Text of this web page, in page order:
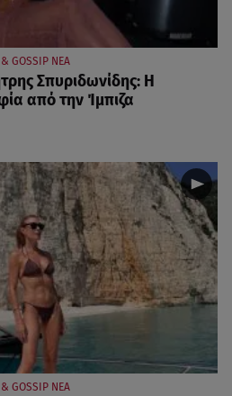
& GOSSIP ΝΕΑ
Σπυριδωνίδης: Η
από την Ίμπιζα
& GOSSIP ΝΕΑ